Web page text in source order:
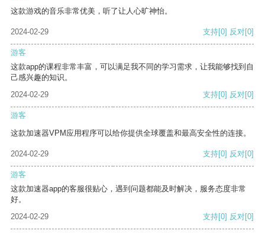
这款游戏的音乐非常优美，听了让人心旷神怡。
2024-02-29 支持[0] 反对[0]
游客
这款app的课程非常丰富，可以满足我不同的学习需求，让我能够找到自
己感兴趣的知识。
2024-02-29
支持[0] 反对[0]
游客
这款加速器VPM应用程序可以给你提供全球覆盖和最高安全性的连接。
2024-02-29 支持[0] 反对[0]
游客
这款加速器app的客服很贴心，遇到问题都能及时解决，服务态度非常
好。
2024-02-29
支持[0] 反对[0]